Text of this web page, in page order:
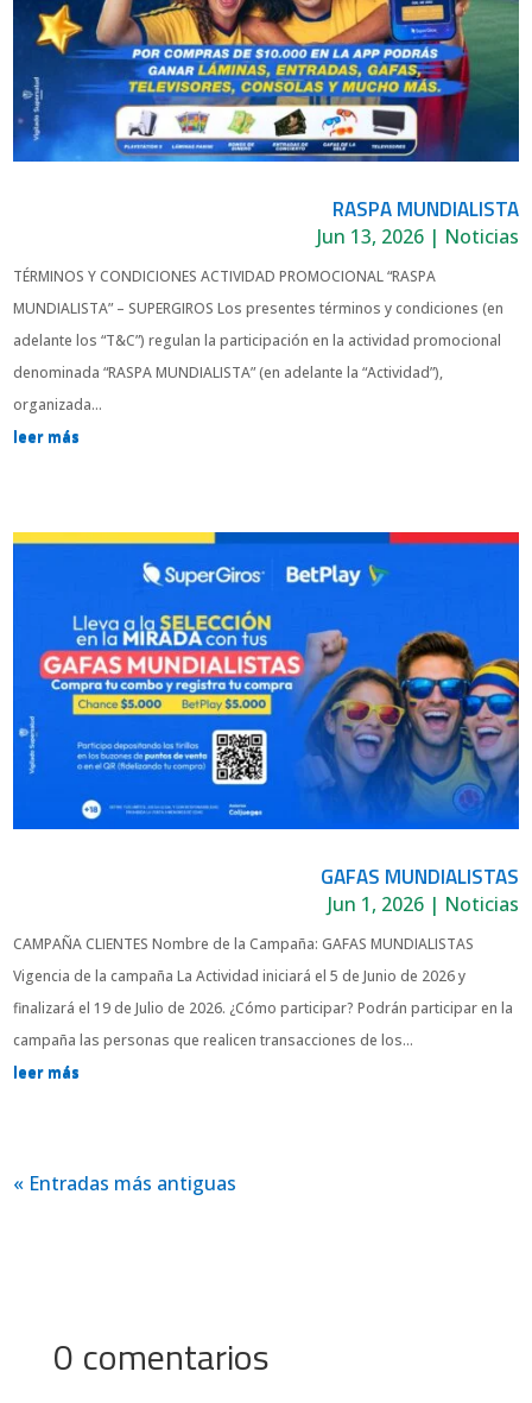
RASPA MUNDIALISTA
Jun 13, 2026| Noticias
TÉRMINOS Y CONDICIONES ACTIVIDAD PROMOCIONAL “RASPA
MUNDIALISTA” – SUPERGIROS Los presentes términos y condiciones (en
adelante los “T&C”) regulan la participación en la actividad promocional
denominada “RASPA MUNDIALISTA” (en adelante la “Actividad”),
organizada...
leer más
GAFAS MUNDIALISTAS
Jun 1, 2026| Noticias
CAMPAÑA CLIENTES Nombre de la Campaña: GAFAS MUNDIALISTAS
Vigencia de la campaña La Actividad iniciará el 5 de Junio de 2026 y
finalizará el 19 de Julio de 2026. ¿Cómo participar? Podrán participar en la
campaña las personas que realicen transacciones de los...
leer más
« Entradas más antiguas
0 comentarios